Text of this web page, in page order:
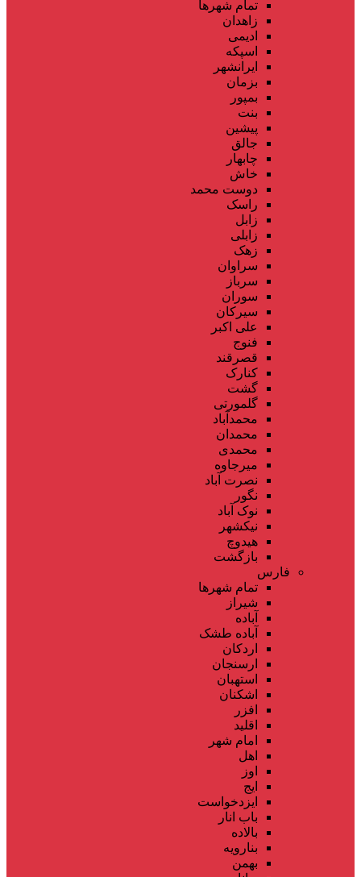
تمام شهر‌ها
زاهدان
ادیمی
اسپکه
ایرانشهر
بزمان
بمپور
بنت
پیشین
جالق
چابهار
خاش
دوست محمد
راسک
زابل
زابلی
زهک
سراوان
سرباز
سوران
سیرکان
علی اکبر
فنوج
قصرقند
کنارک
گشت
گلمورتی
محمدآباد
محمدان
محمدی
میرجاوه
نصرت آباد
نگور
نوک آباد
نیکشهر
هیدوچ
بازگشت
فارس
تمام شهر‌ها
شیراز
آباده
آباده طشک
اردکان
ارسنجان
استهبان
اشکنان
افزر
اقلید
امام شهر
اهل
اوز
ایج
ایزدخواست
باب انار
بالاده
بنارویه
بهمن